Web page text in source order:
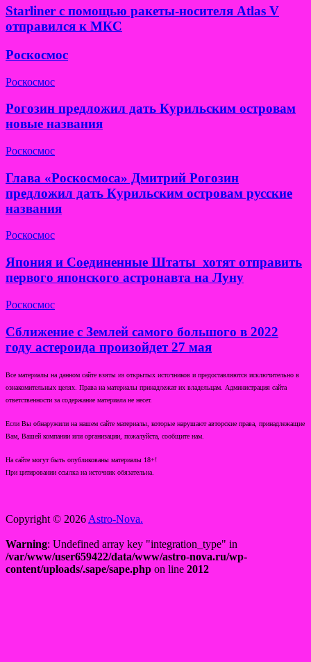
Starliner с помощью ракеты-носителя Atlas V
отправился к МКС
Роскосмос
Роскосмос
Рогозин предложил дать Курильским островам
новые названия
Роскосмос
Глава «Роскосмоса» Дмитрий Рогозин
предложил дать Курильским островам русские
названия
Роскосмос
Япония и Соединенные Штаты хотят отправить
первого японского астронавта на Луну
Роскосмос
Сближение с Землей самого большого в 2022
году астероида произойдет 27 мая
Все материалы на данном сайте взяты из открытых источников и предоставляются исключительно в
ознакомительных целях. Права на материалы принадлежат их владельцам. Администрация сайта
ответственности за содержание материала не несет.
Если Вы обнаружили на нашем сайте материалы, которые нарушают авторские права, принадлежащие
Вам, Вашей компании или организации, пожалуйста, сообщите нам.
На сайте могут быть опубликованы материалы 18+!
При цитировании ссылка на источник обязательна.
Copyright © 2026 Astro-Nova.
Warning: Undefined array key "integration_type" in
/var/www/user659422/data/www/astro-nova.ru/wp-
content/uploads/.sape/sape.php on line 2012